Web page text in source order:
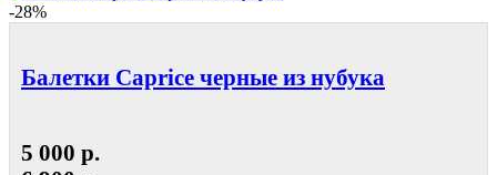
-28%
Балетки Caprice черные из нубука
5 000 р.